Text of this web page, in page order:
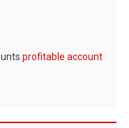
profitable account